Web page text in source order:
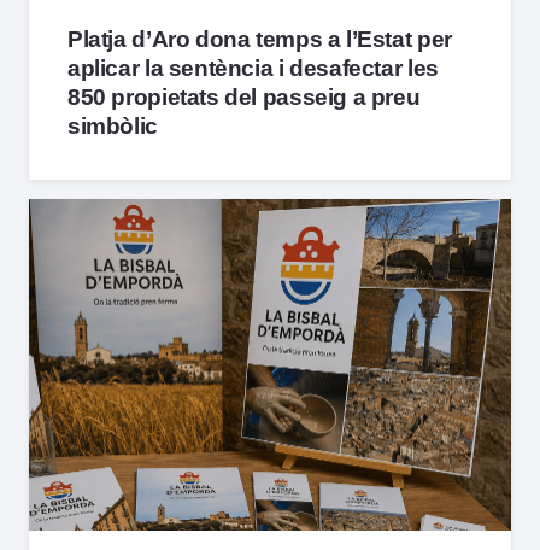
Platja d’Aro dona temps a l’Estat per
aplicar la sentència i desafectar les
850 propietats del passeig a preu
simbòlic